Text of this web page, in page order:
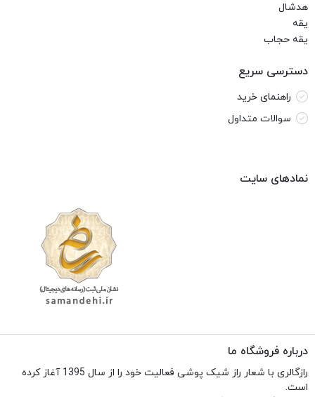
هدشال
یقه
یقه حجاب
دسترسی سریع
راهنمای خرید
سوالات متداول
نمادهای سایت
درباره فروشگاه ما
رازگالری با شعار راز شیک پوشی فعالیت خود را از سال 1395 آغاز کرده
است.